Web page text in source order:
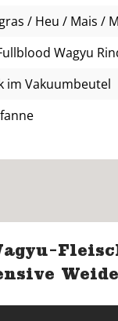
/ Heu / Mais /
Wagyu
im Vakuumbeutel